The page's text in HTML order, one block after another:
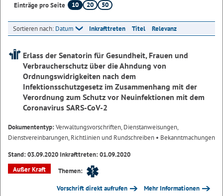
Einträge pro Seite
10 20 50
Sortieren nach: Datum Inkrafttreten Titel Relevanz
Erlass der Senatorin für Gesundheit, Frauen und
Verbraucherschutz über die Ahndung von
Ordnungswidrigkeiten nach dem
Infektionsschutzgesetz im Zusammenhang mit der
Verordnung zum Schutz vor Neuinfektionen mit dem
Coronavirus SARS-CoV-2
Dokumententyp:Verwaltungsvorschriften, Dienstanweisungen,
Dienstvereinbarungen, Richtlinien und Rundschreiben • Bekanntmachungen
Stand: 03.09.2020 Inkrafttreten: 01.09.2020
Außer Kraft
Themen:
Vorschrift direkt aufrufen Mehr Informationen